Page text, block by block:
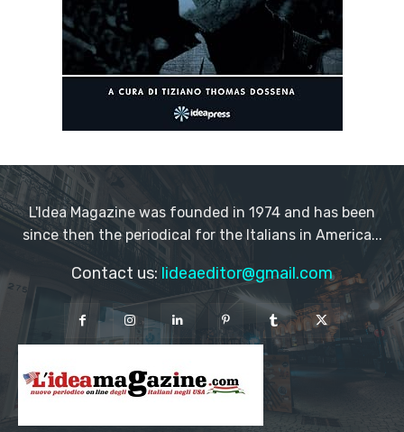
L'Idea Magazine was founded in 1974 and has been
since then the periodical for the Italians in America...
Contact us: lideaeditor@gmail.com